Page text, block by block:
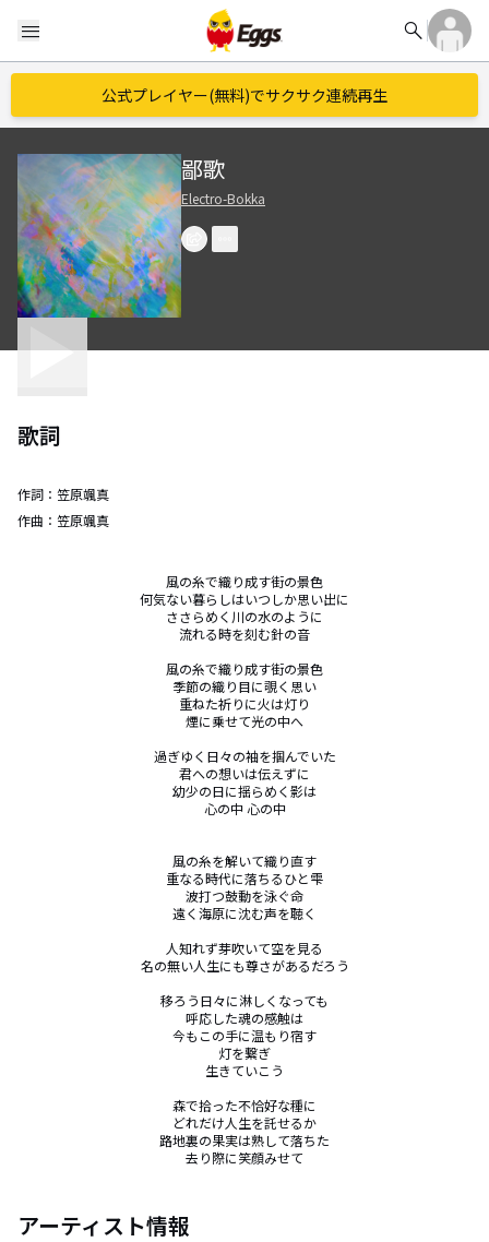
menu search
公式プレイヤー(無料)でサクサク連続再生
鄙歌
Electro-Bokka
歌詞
作詞： 笠原颯真
作曲： 笠原颯真
風の糸で織り成す街の景色
何気ない暮らしはいつしか思い出に
ささらめく川の水のように
流れる時を刻む針の音
風の糸で織り成す街の景色
季節の織り目に覗く思い
重ねた祈りに火は灯り
煙に乗せて光の中へ
過ぎゆく日々の袖を掴んでいた
君への想いは伝えずに
幼少の日に揺らめく影は
心の中 心の中
風の糸を解いて織り直す
重なる時代に落ちるひと雫
波打つ鼓動を泳ぐ命
遠く海原に沈む声を聴く
人知れず芽吹いて空を見る
名の無い人生にも尊さがあるだろう
移ろう日々に淋しくなっても
呼応した魂の感触は
今もこの手に温もり宿す
灯を繋ぎ
生きていこう
森で拾った不恰好な種に
どれだけ人生を託せるか
路地裏の果実は熟して落ちた
去り際に笑顔みせて
アーティスト情報